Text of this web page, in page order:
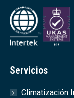
Servicios
Climatización